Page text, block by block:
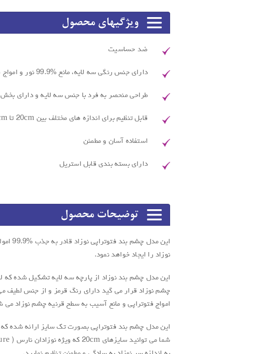
ضد حساسيت
دارای جنس رنگی سه لایه، مانع %99.9 نور و امواج فتوتراپی بر چشم نوزاد
طراحی منحصر به فرد با جنس سه لایه و دارای
قابل تنظیم برای اندازه های مختلف بین 20cm تا 34cm
استفاده آسان و مطمئن
داراي بسته بندي قابل استريل
این
نوزاد را ایجاد خواهد نمود.
این مدل چشم بند نوزاد از پارچه سه لایه تشکیل شده که
چشم نوزاد قرار می گید دارای رنگ قرمز و از جنس لطیف
امواج فتوتراپی و مانع آسیب به سطح قرنیه چشم نوزاد می
این مدل چشم بند فتوتراپی بصورت تک سایز ارائه شده